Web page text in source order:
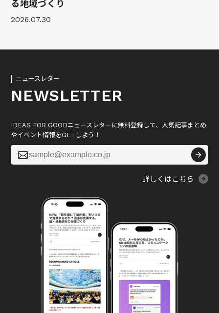
る地域づくり
2026.07.30
ニュースレター
NEWSLETTER
IDEAS FOR GOODニュースレターに無料登録して、人気記事まとめ
やイベント情報をGETしよう！

詳しくはこちら